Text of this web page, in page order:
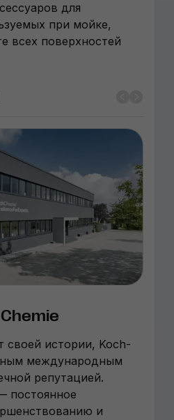
для
при мойке,
всех поверхностей
своей истории, Koch-
международным
репутацией.
постоянное
и